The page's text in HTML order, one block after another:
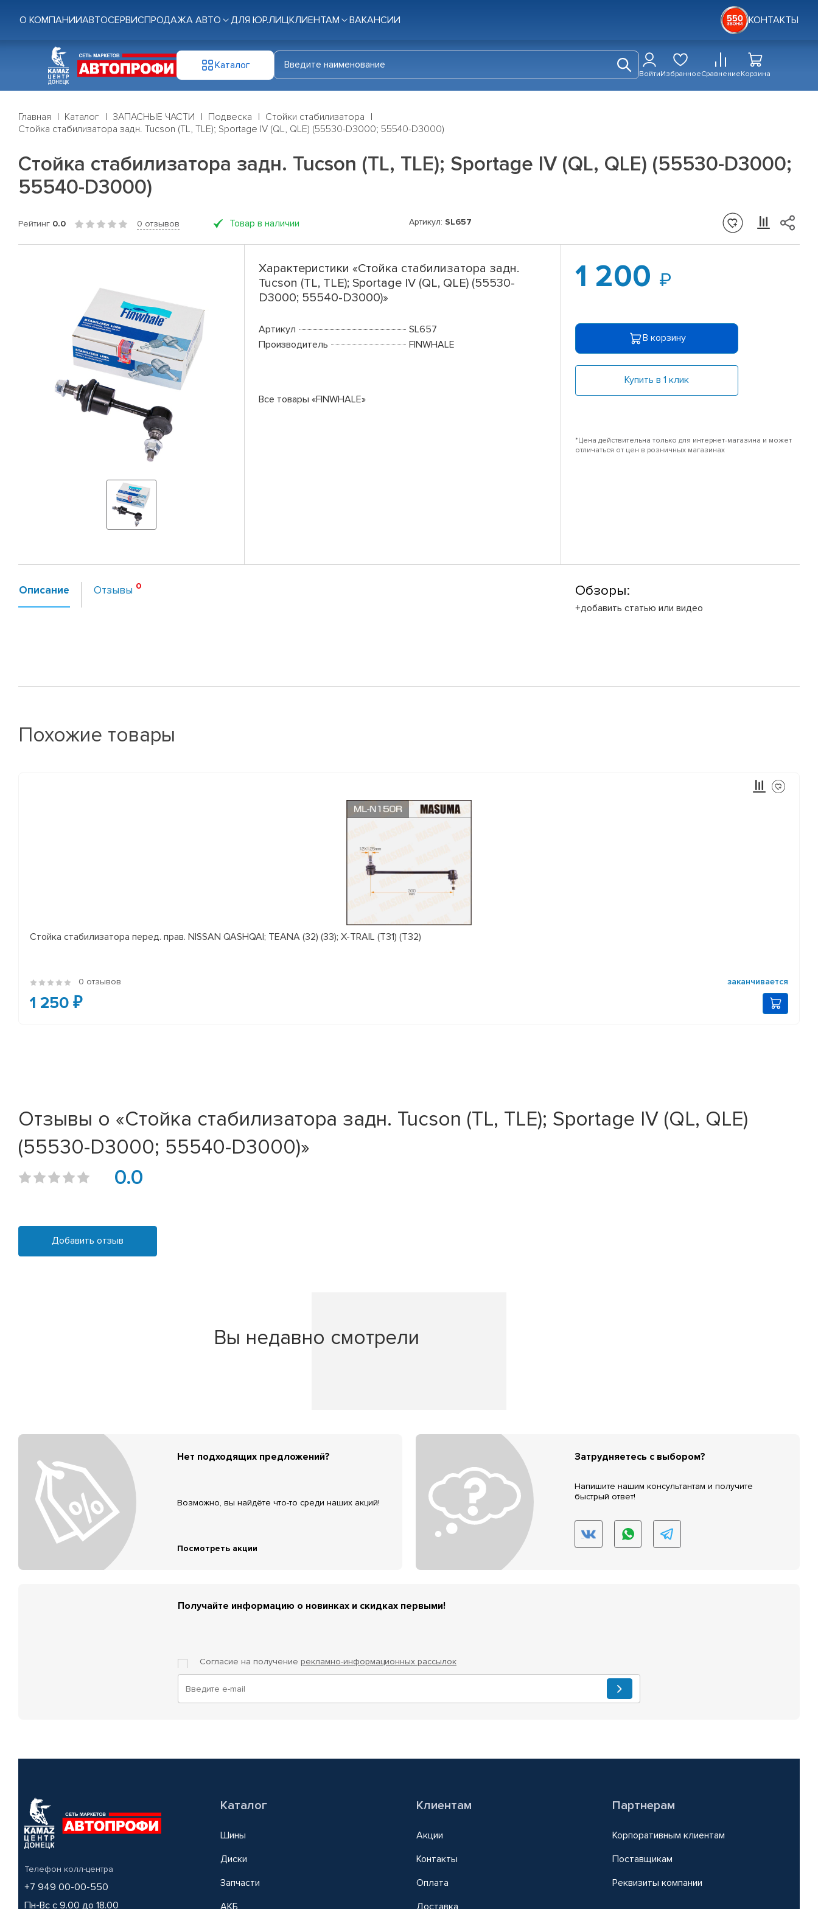
О КОМПАНИИАВТОСЕРВИСПРОДАЖА АВТО ДЛЯ ЮР.ЛИЦКЛИЕНТАМ ВАКАНСИИ КОНТАКТЫ
Каталог
ВойтиИзбранноеСравнениеКорзина
Главная Каталог ЗАПАСНЫЕ ЧАСТИ Подвеска
Стойки стабилизатора
Стойка стабилизатора задн. Tucson (TL, TLE); Sportage IV (QL, QLE) (55530-D3000; 55540-D3000)
Стойка стабилизатора задн. Tucson (TL, TLE); Sportage IV (QL, QLE) (55530-D3000;
55540-D3000)
Рейтинг 0.0 0 отзывов Товар в наличии Артикул: SL657
Характеристики «Стойка стабилизатора задн.
Tucson (TL, TLE); Sportage IV (QL, QLE) (55530-
D3000; 55540-D3000)»
Артикул
SL657
Производитель
FINWHALE
Все товары «FINWHALE»
1 200
В корзину
Купить в 1 клик
*Цена действительна только для интернет-магазина и может
отличаться от цен в розничных магазинах
Описание Отзывы Обзоры:
+добавить статью или видео
Похожие товары
Стойка стабилизатора перед. прав. NISSAN QASHQAI; TEANA (32) (33); X-TRAIL (T31) (T32)
0 отзывов заканчивается
1 250 ₽
Отзывы о «Стойка стабилизатора задн. Tucson (TL, TLE); Sportage IV (QL, QLE)
(55530-D3000; 55540-D3000)»
0.0
Добавить отзыв
Вы недавно смотрели
Нет подходящих предложений?
Возможно, вы найдёте что-то среди наших акций!
Посмотреть акции
Затрудняетесь с выбором?
Напишите нашим консультантам и получите
быстрый ответ!
Получайте информацию о новинках и скидках первыми!
Согласие на получение рекламно-информационных рассылок
Телефон колл-центра
+7 949 00-00-550
Пн-Вс с 9.00 до 18.00
Каталог
Шины
Диски
Запчасти
АКБ
Клиентам
Акции
Контакты
Оплата
Доставка
Партнерам
Корпоративным клиентам
Поставщикам
Реквизиты компании